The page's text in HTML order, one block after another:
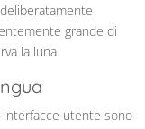
grande di
la luna.
interfacce utente sono